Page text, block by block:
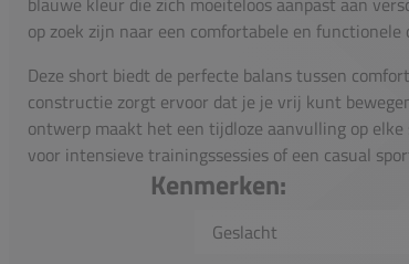
op zoek zijn naar een comfortabele en
Deze short biedt de perfecte balans tussen
constructie zorgt ervoor dat je je vrij kunt
ontwerp maakt het een tijdloze aanvulling op
voor intensieve trainingssessies of een casual
Kenmerken:
Geslacht